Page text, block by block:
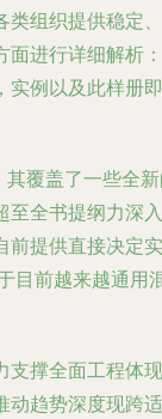
类组织提供稳定、
面进行详细解析：
实例以及此样册即
覆盖了一些全
至全书提纲力深入
前提供直接决定实
目前越来越通用
支撑全面工程体现
动趋势深度现跨适